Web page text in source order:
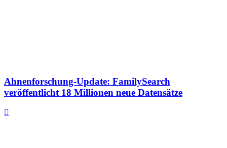
Ahnenforschung-Update: FamilySearch
veröffentlicht 18 Millionen neue Datensätze